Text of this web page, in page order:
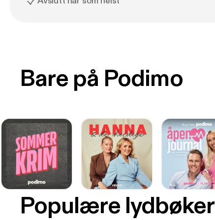
Bare på Podimo
Populære lydbøker